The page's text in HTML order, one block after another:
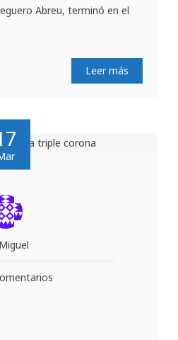
Abreu, terminó en el
Leer más